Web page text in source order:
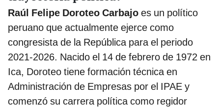
Raúl Felipe Doroteo Carbajo es un político
peruano que actualmente ejerce como
congresista de la República para el periodo
2021-2026. Nacido el 14 de febrero de 1972 en
Ica, Doroteo tiene formación técnica en
Administración de Empresas por el IPAE y
comenzó su carrera política como regidor